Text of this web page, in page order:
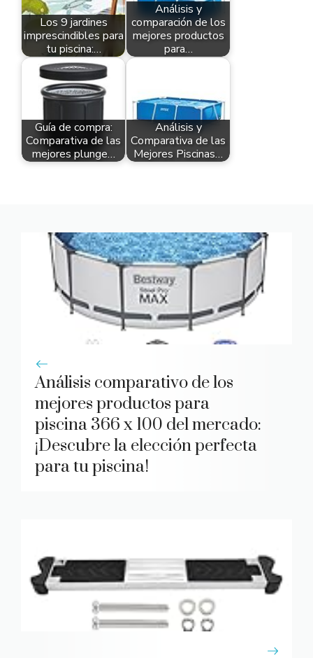
Los 9 jardines
imprescindibles para
tu piscina:…
Análisis y
comparación de los
mejores productos
para…
Guía de compra:
Comparativa de las
mejores plunge…
Análisis y
Comparativa de las
Mejores Piscinas…
Análisis comparativo de los
mejores productos para
piscina 366 x 100 del mercado:
¡Descubre la elección perfecta
para tu piscina!